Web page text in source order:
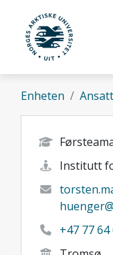
Gå til hovedinnhold
UiT Norges
Enheten
Institutt
+47 77 64